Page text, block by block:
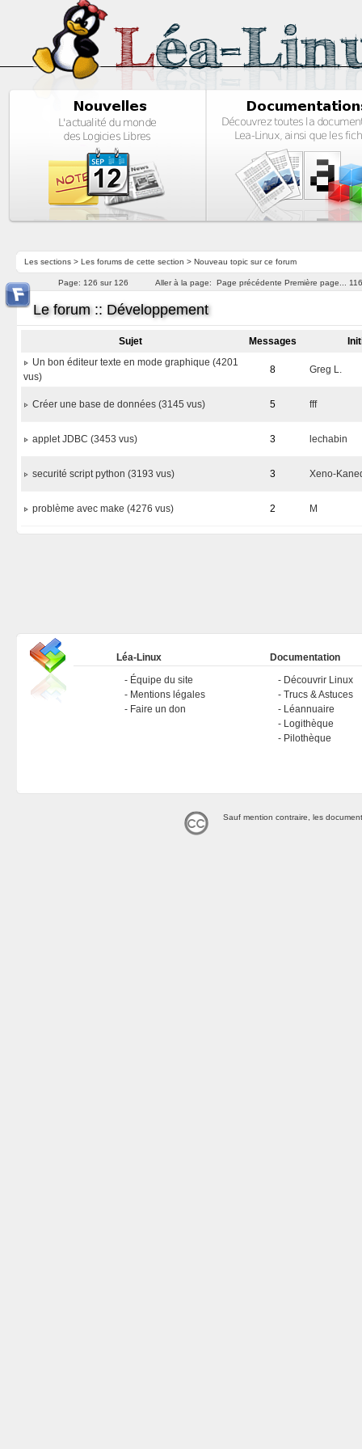
Les sections> Les forums de cette section > Nouveau topic sur ce forum
Aller à la page: Page précédente Première page...
Page: 126 sur 126
Le forum :: Développement
Sujet Messages
Un bon éditeur texte en mode graphique (4201
vus)
8 Greg L.
Créer une base de données (3145 vus) 5 fff
applet JDBC (3453 vus) 3 lechabin
securité script python (3193 vus) 3 Xeno-
problème avec make (4276 vus) 2 M
Léa-Linux
Équipe du site
Mentions légales
Faire un don
Documentation
Découvrir Linux
Trucs & Astuces
Léannuaire
Logithèque
Pilothèque
Sauf mention contraire, les